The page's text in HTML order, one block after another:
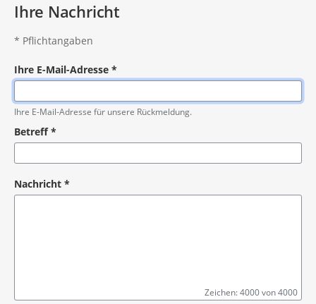
Ihre Nachricht
* Pflichtangaben
Ihre E-Mail-Adresse *
Pflichtangabe
Ihre E-Mail-Adresse für unsere Rückmeldung.
Betreff*
Nachricht *
Zeichen: 4000 von 4000